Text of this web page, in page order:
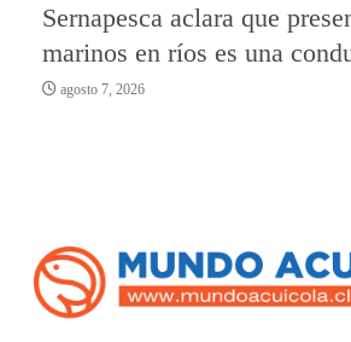
Sernapesca aclara que
marinos en ríos es una
agosto 7, 2026